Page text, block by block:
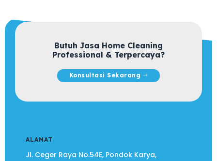
Butuh Jasa Home Cleaning
Professional & Terpercaya?
Konsultasi Sekarang
ALAMAT
Jl. Ceger Raya No.54E, Pondok Karya,